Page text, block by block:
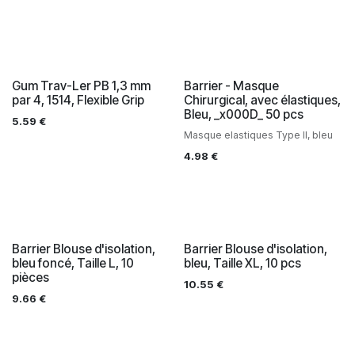
Gum Trav-Ler PB 1,3 mm
par 4, 1514, Flexible Grip
5.59 €
Barrier - Masque
Chirurgical, avec élastiques,
Bleu, _x000D_ 50 pcs
Masque elastiques Type II, bleu
4.98 €
Barrier Blouse d'isolation,
bleu foncé, Taille L, 10
pièces
9.66 €
Barrier Blouse d'isolation,
bleu, Taille XL, 10 pcs
10.55 €